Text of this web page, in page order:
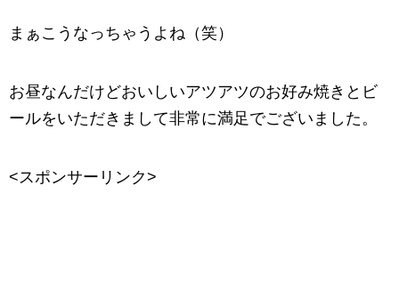
まぁこうなっちゃうよね（笑）
お昼なんだけどおいしいアツアツのお好み焼きとビ
ールをいただきまして非常に満足でございました。
<スポンサーリンク>